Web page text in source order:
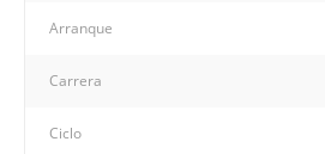
Arranque
Carrera
Ciclo